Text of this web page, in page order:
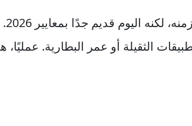
الثقيلة أو عمر البطارية. عمليًا،